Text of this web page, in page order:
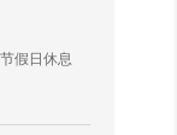
假日休息